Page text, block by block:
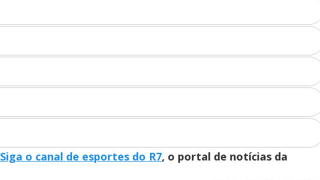
Siga o canal de esportes do R7, o portal de notícias da